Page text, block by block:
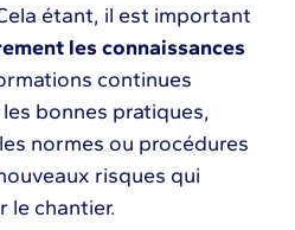
étant, il est important
les connaissances
continues
bonnes pratiques,
normes ou procédures
risques qui
le chantier.